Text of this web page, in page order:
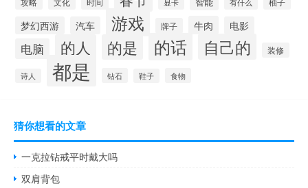
梦幻西游 汽车 游戏 牌子 牛肉 电影
电脑 的人 的是 的话 自己的 装修
诗人 都是 钻石 鞋子 食物
猜你想看的文章
一克拉钻戒平时戴大吗
双肩背包